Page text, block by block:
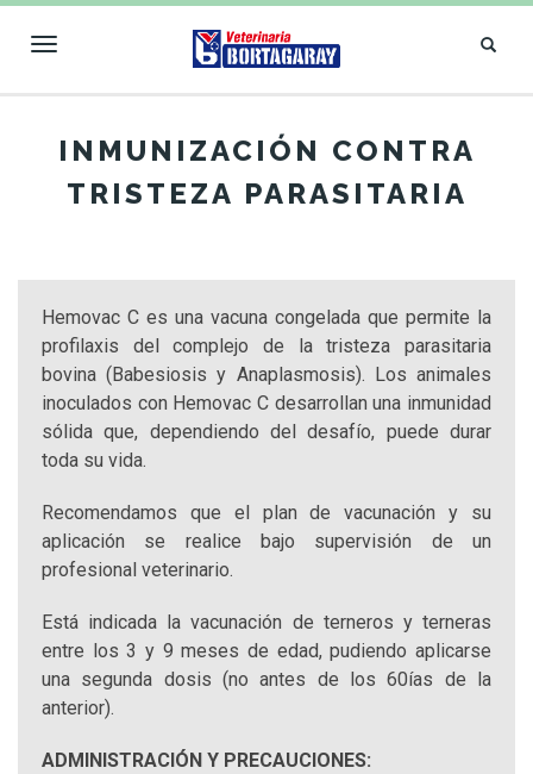
Toggle
VETERINARIA
BORTAGARAY
INMUNIZACIÓN CONTRA
TRISTEZA PARASITARIA
Hemovac C es una vacuna congelada que permite la
profilaxis del complejo de la tristeza parasitaria
bovina (Babesiosis y Anaplasmosis). Los animales
inoculados con Hemovac C desarrollan una inmunidad
sólida que, dependiendo del desafío, puede durar
toda su vida.
Recomendamos que el plan de vacunación y su
aplicación se realice bajo supervisión de un
profesional veterinario.
Está indicada la vacunación de terneros y terneras
entre los 3 y 9 meses de edad, pudiendo aplicarse
una segunda dosis (no antes de los 60ías de la
anterior).
ADMINISTRACIÓN Y PRECAUCIONES: